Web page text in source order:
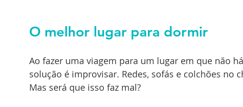
O melhor lugar para dormir
Ao fazer uma viagem para um lugar em que não
solução é improvisar. Redes, sofás e colchões no
Mas será que isso faz mal?